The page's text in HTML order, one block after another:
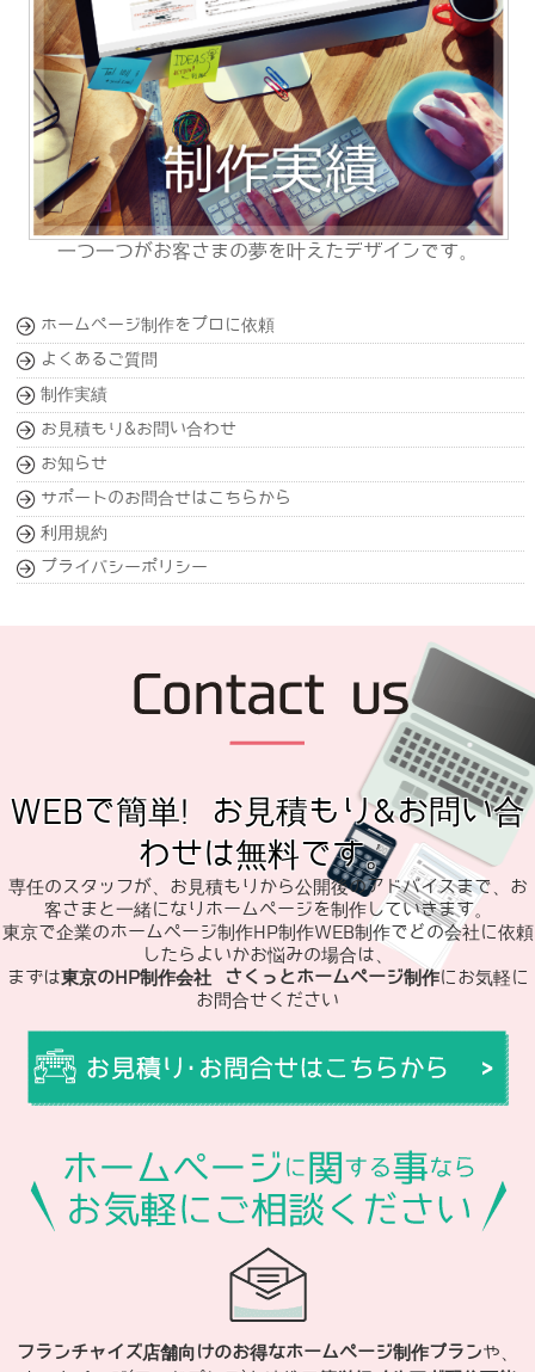
一つ一つがお客さまの夢を叶えたデザインです。
ホームページ制作をプロに依頼
よくあるご質問
制作実績
お見積もり&お問い合わせ
お知らせ
サポートのお問合せはこちらから
利用規約
プライバシーポリシー
WEBで簡単! お見積もり&お問い合
わせは無料です。
専任のスタッフが、お見積もりから公開後のアドバイスまで、お
客さまと一緒になりホームページを制作していきます。
東京で企業のホームページ制作HP制作WEB制作でどの会社に依頼
したらよいかお悩みの場合は、
まずは東京のHP制作会社 さくっとホームページ制作にお気軽に
お問合せください
フランチャイズ店舗向けのお得なホームページ制作プランや、